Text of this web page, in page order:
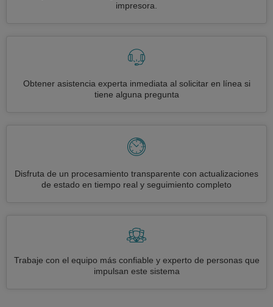
impresora.
Obtener asistencia experta inmediata al solicitar en línea si
tiene alguna pregunta
Disfruta de un procesamiento transparente con actualizaciones
de estado en tiempo real y seguimiento completo
Trabaje con el equipo más confiable y experto de personas que
impulsan este sistema